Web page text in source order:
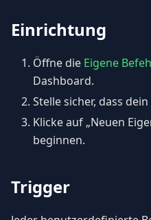
Einrichtung
Öffne die Eigene
Dashboard.
Stelle sicher, dass
Klicke auf „Neuen
beginnen.
Trigger